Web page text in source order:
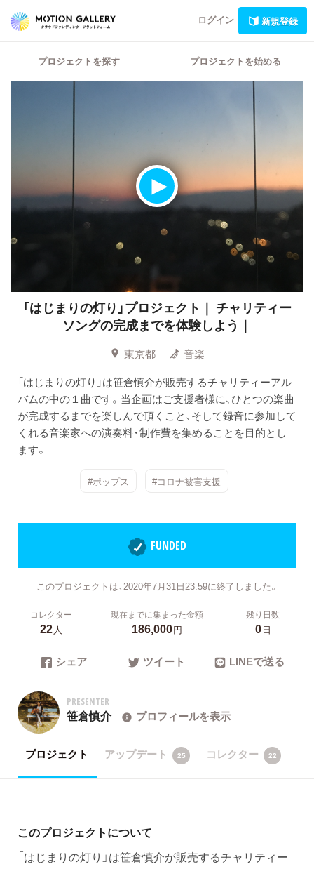
ログイン 新規登録
プロジェクトを探す プロジェクトを始める
「はじまりの灯り」プロジェクト｜ チャリティー
ソングの完成までを体験しよう｜
東京都
音楽
「はじまりの灯り」は笹倉慎介が販売するチャリティーアル
バムの中の１曲です。当企画はご支援者様に、ひとつの楽曲
が完成するまでを楽しんで頂くこと、そして録音に参加して
くれる音楽家への演奏料・制作費を集めることを目的とし
ます。
#ポップス #コロナ被害支援
FUNDED
このプロジェクトは、2020年7月31日23:59に終了しました。
コレクター
22人
現在までに集まった金額
186,000円
残り日数
0日
シェア ツイート LINEで送る
PRESENTER
笹倉慎介 プロフィールを表示
プロジェクト アップデート 25 コレクター 22
このプロジェクトについて
「はじまりの灯り」は笹倉慎介が販売するチャリティー